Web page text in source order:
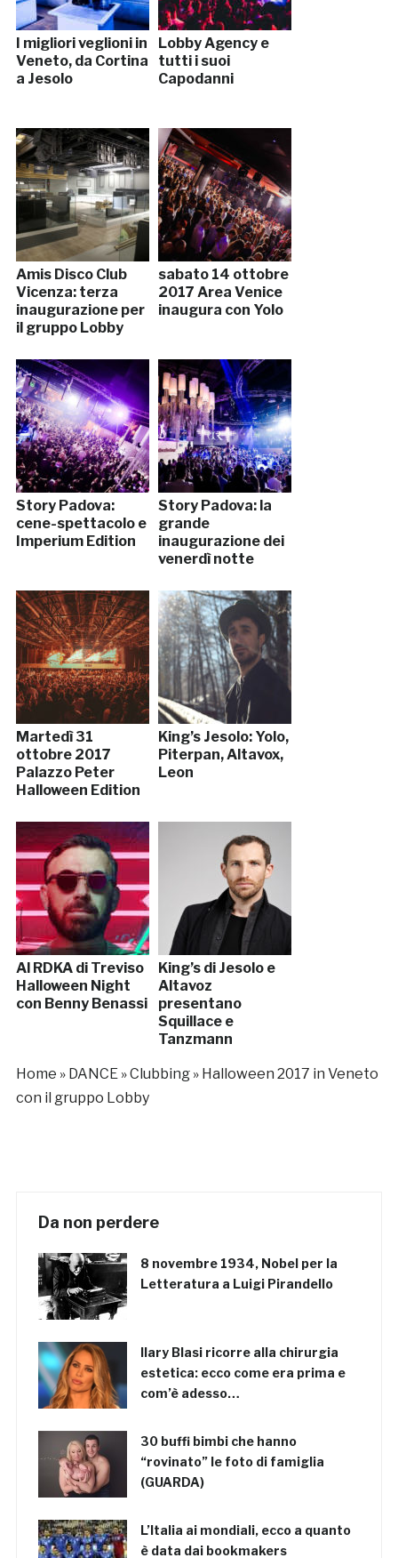
I migliori veglioni in
Veneto, da Cortina
a Jesolo
Lobby Agency e
tutti i suoi
Capodanni
Amis Disco Club
Vicenza: terza
inaugurazione per
il gruppo Lobby
sabato 14 ottobre
2017 Area Venice
inaugura con Yolo
Story Padova:
cene-spettacolo e
Imperium Edition
Story Padova: la
grande
inaugurazione dei
venerdì notte
Martedì 31
ottobre 2017
Palazzo Peter
Halloween Edition
King’s Jesolo: Yolo,
Piterpan, Altavox,
Leon
Al RDKA di Treviso
Halloween Night
con Benny Benassi
King’s di Jesolo e
Altavoz
presentano
Squillace e
Tanzmann
Home » DANCE»Clubbing» Halloween 2017 in Veneto
con il gruppo Lobby
Da non perdere
8 novembre 1934, Nobel per la
Letteratura a Luigi Pirandello
Ilary Blasi ricorre alla chirurgia
estetica: ecco come era prima e
com’è adesso…
30 buffi bimbi che hanno
“rovinato” le foto di famiglia
(GUARDA)
L’Italia ai mondiali, ecco a quanto
è data dai bookmakers